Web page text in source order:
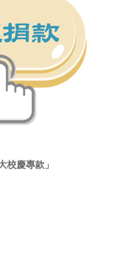
慶專款」